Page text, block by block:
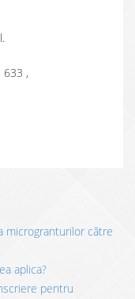
633 ,
microgranturilor către
aplica?
pentru